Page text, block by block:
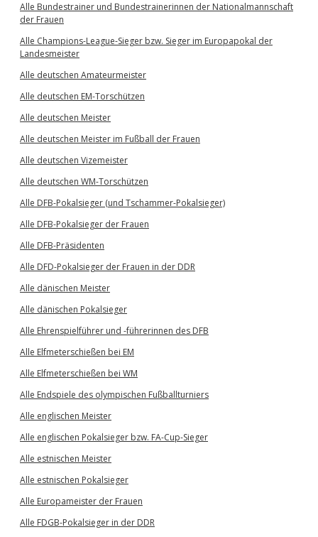
Alle Bundestrainer und Bundestrainerinnen der Nationalmannschaft
der Frauen
Alle Champions-League-Sieger bzw. Sieger im Europapokal der
Landesmeister
Alle deutschen Amateurmeister
Alle deutschen EM-Torschützen
Alle deutschen Meister
Alle deutschen Meister im Fußball der Frauen
Alle deutschen Vizemeister
Alle deutschen WM-Torschützen
Alle DFB-Pokalsieger (und Tschammer-Pokalsieger)
Alle DFB-Pokalsieger der Frauen
Alle DFB-Präsidenten
Alle DFD-Pokalsieger der Frauen in der DDR
Alle dänischen Meister
Alle dänischen Pokalsieger
Alle Ehrenspielführer und -führerinnen des DFB
Alle Elfmeterschießen bei EM
Alle Elfmeterschießen bei WM
Alle Endspiele des olympischen Fußballturniers
Alle englischen Meister
Alle englischen Pokalsieger bzw. FA-Cup-Sieger
Alle estnischen Meister
Alle estnischen Pokalsieger
Alle Europameister der Frauen
Alle FDGB-Pokalsieger in der DDR